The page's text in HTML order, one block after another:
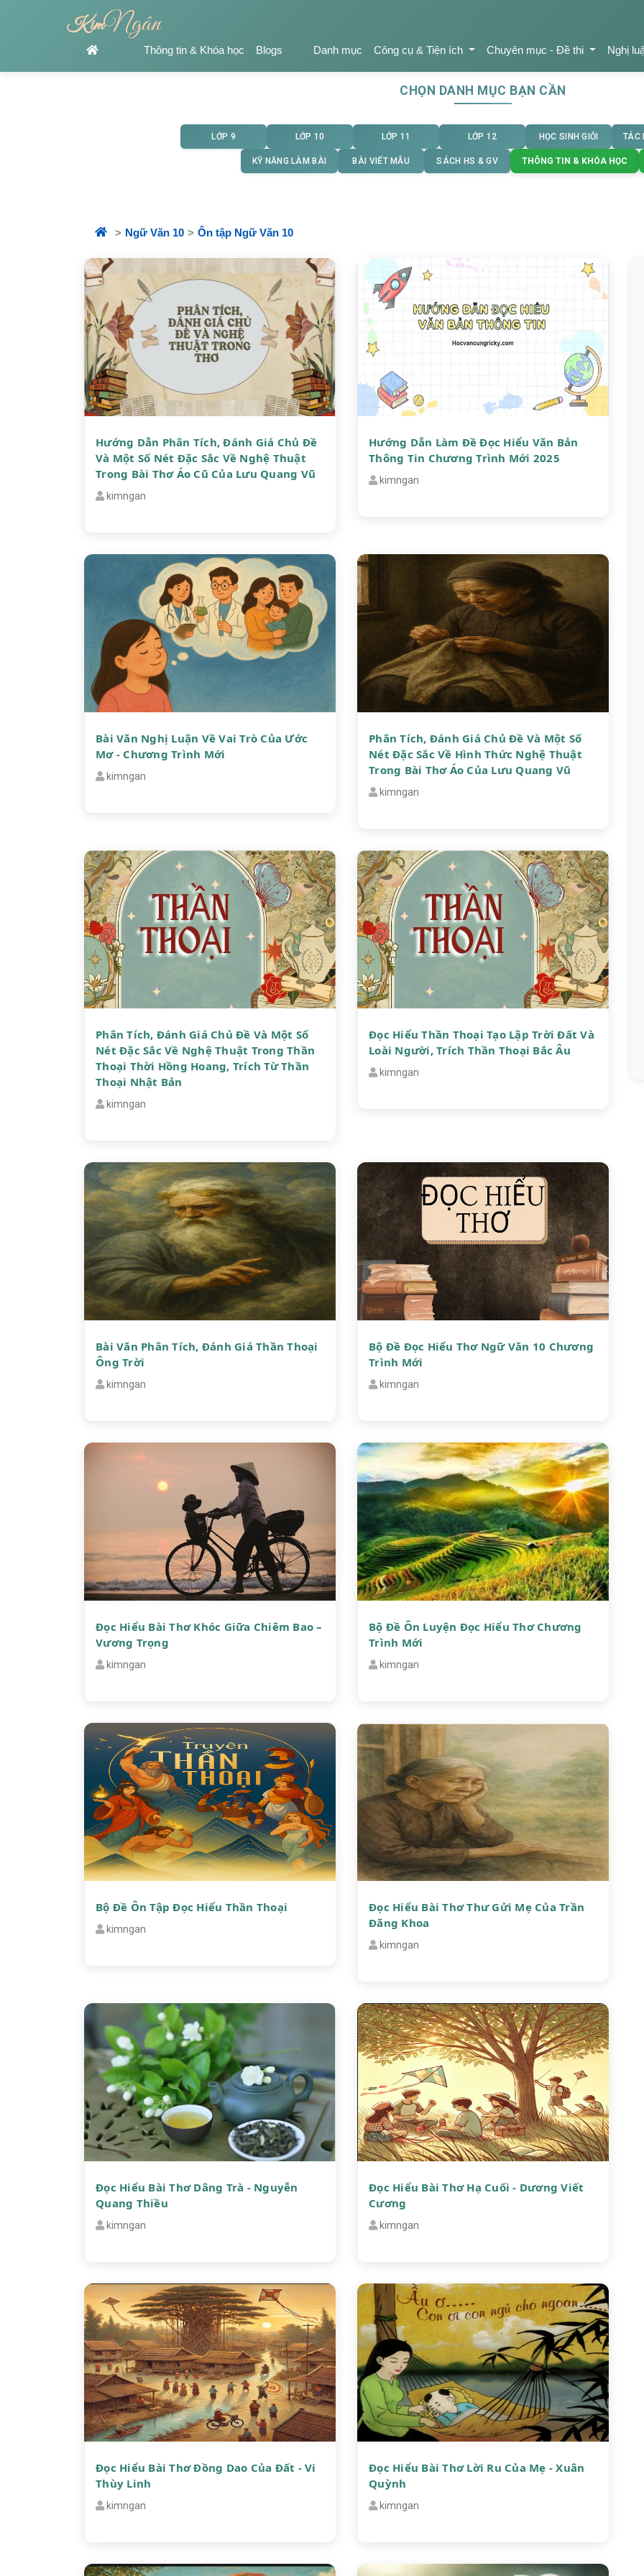
KimNgân
Thông tin & Khóa học Blogs Danh mục Công cụ & Tiện ích Chuyên mục - Đề thi Nghị
CHỌN DANH MỤC BẠN CẦN
LỚP 9 LỚP 10 LỚP 11 LỚP 12 HỌC SINH GIỎI TÁC
KỸ NĂNG LÀM BÀI BÀI VIẾT MẪU SÁCH HS & GV THÔNG TIN & KHÓA HỌC
Ngữ Văn 10 Ôn tập Ngữ Văn 10
Hướng Dẫn Phân Tích, Đánh Giá Chủ Đề
Và Một Số Nét Đặc Sắc Về Nghệ Thuật
Trong Bài Thơ Áo Cũ Của Lưu Quang Vũ
kimngan
Hướng Dẫn Làm Đề Đọc Hiểu Văn Bản
Thông Tin Chương Trình Mới 2025
kimngan
Bài Văn Nghị Luận Về Vai Trò Của Ước
Mơ - Chương Trình Mới
kimngan
Phân Tích, Đánh Giá Chủ Đề Và Một Số
Nét Đặc Sắc Về Hình Thức Nghệ Thuật
Trong Bài Thơ Áo Của Lưu Quang Vũ
kimngan
Phân Tích, Đánh Giá Chủ Đề Và Một Số
Nét Đặc Sắc Về Nghệ Thuật Trong Thần
Thoại Thời Hồng Hoang, Trích Từ Thần
Thoại Nhật Bản
kimngan
Đọc Hiểu Thần Thoại Tạo Lập Trời Đất Và
Loài Người, Trích Thần Thoại Bắc Âu
kimngan
Bài Văn Phân Tích, Đánh Giá Thần Thoại
Ông Trời
kimngan
Bộ Đề Đọc Hiểu Thơ Ngữ Văn 10 Chương
Trình Mới
kimngan
Đọc Hiểu Bài Thơ Khóc Giữa Chiêm Bao –
Vương Trọng
kimngan
Bộ Đề Ôn Luyện Đọc Hiểu Thơ Chương
Trình Mới
kimngan
Bộ Đề Ôn Tập Đọc Hiểu Thần Thoại
kimngan
Đọc Hiểu Bài Thơ Thư Gửi Mẹ Của Trần
Đăng Khoa
kimngan
Đọc Hiểu Bài Thơ Dâng Trà - Nguyễn
Quang Thiều
kimngan
Đọc Hiểu Bài Thơ Hạ Cuối - Dương Viết
Cương
kimngan
Đọc Hiểu Bài Thơ Đồng Dao Của Đất - Vi
Thùy Linh
kimngan
Đọc Hiểu Bài Thơ Lời Ru Của Mẹ - Xuân
Quỳnh
kimngan